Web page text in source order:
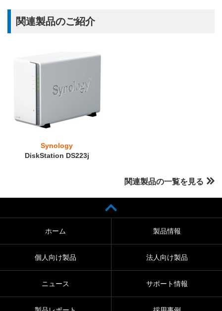
関連製品のご紹介
Synology
DiskStation DS223j
関連製品の一覧を見る
ホーム 製品情報
個人向け製品 法人向け製品
ニュース サポート情報